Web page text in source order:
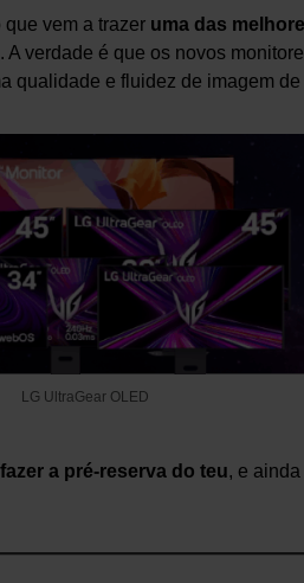
vem a trazer uma das
A verdade é que os novos
qualidade e fluidez de imagem de
LG UltraGear OLED
a pré-reserva do teu, e